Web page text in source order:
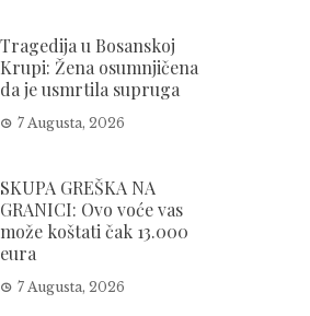
Tragedija u Bosanskoj
Krupi: Žena osumnjičena
da je usmrtila supruga
7 Augusta, 2026
SKUPA GREŠKA NA
GRANICI: Ovo voće vas
može koštati čak 13.000
eura
7 Augusta, 2026